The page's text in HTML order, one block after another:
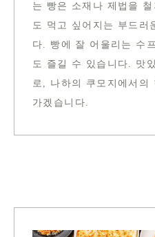
는 빵은 소재나 제법을
도 먹고 싶어지는 부드러
다. 빵에 잘 어울리는 수
도 즐길 수 있습니다. 맛
로, 나하의 쿠모지에서의
가겠습니다.